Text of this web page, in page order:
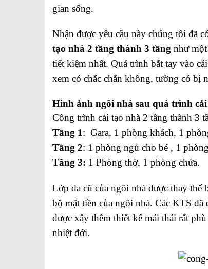
gian sống.
Nhận được yêu cầu này chúng tôi đã
tạo nhà 2 tầng thành 3 tầng như
tiết kiệm nhất. Quá trình bắt tay vào
xem có chắc chắn không, tường có bị
Hình ảnh ngôi nhà sau quá trình
Công trình cải tạo nhà 2 tầng thành 3
Tầng 1: Gara, 1 phòng khách, 1
Tầng 2: 1 phòng ngủ cho bé , 1
Tầng 3: 1 Phòng thờ, 1 phòng chứa.
Lớp da cũ của ngôi nhà được thay thế
bộ mặt tiền của ngôi nhà. Các KTS
được xây thêm thiết kế mái thái rất
nhiệt đới.